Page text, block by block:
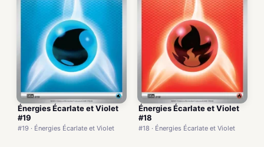
Énergies Écarlate et Violet
#19
#19 · Énergies Écarlate et Violet
Énergies Écarlate et Violet
#18
#18 · Énergies Écarlate et Violet